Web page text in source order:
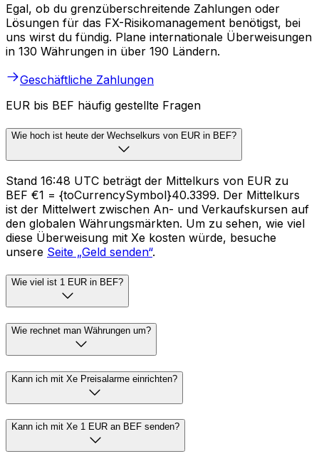
Egal, ob du grenzüberschreitende Zahlungen oder
Lösungen für das FX-Risikomanagement benötigst, bei
uns wirst du fündig. Plane internationale Überweisungen
in 130 Währungen in über 190 Ländern.
Geschäftliche Zahlungen
EUR bis BEF häufig gestellte Fragen
Wie hoch ist heute der Wechselkurs von EUR in BEF?
Stand 16:48 UTC beträgt der Mittelkurs von EUR zu
BEF €1 = {toCurrencySymbol}40.3399. Der Mittelkurs
ist der Mittelwert zwischen An- und Verkaufskursen auf
den globalen Währungsmärkten. Um zu sehen, wie viel
diese Überweisung mit Xe kosten würde, besuche
unsere Seite „Geld senden“.
Wie viel ist 1 EUR in BEF?
Wie rechnet man Währungen um?
Kann ich mit Xe Preisalarme einrichten?
Kann ich mit Xe 1 EUR an BEF senden?